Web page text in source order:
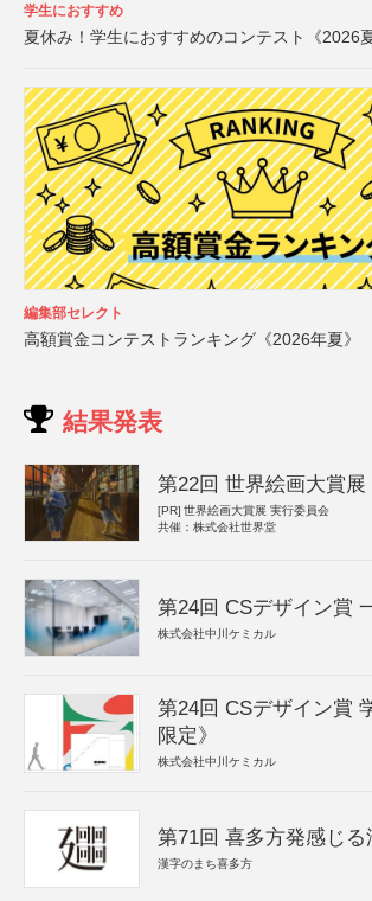
学生におすすめ
夏休み！学生におすすめのコンテスト《2026
編集部セレクト
高額賞金コンテストランキング《2026年夏》
結果発表
第22回 世界絵画大賞展
[PR] 世界絵画大賞展 実行委員会
共催：株式会社世界堂
第24回 CSデザイン賞
株式会社中川ケミカル
第24回 CSデザイン賞
限定》
株式会社中川ケミカル
第71回 喜多方発感じ
漢字のまち喜多方